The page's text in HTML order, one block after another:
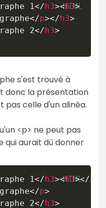
1</h3><h3>
</p></h3>
2</h3>
s'est trouvé à
donc la présentation
celle d'un alinéa.
<p> ne peut pas
qui aurait dû donner
1</h3><h3></h3
</p>
2</h3>